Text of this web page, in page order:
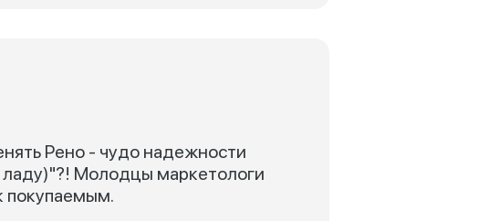
Рено - чудо надежности
ладу)"?! Молодцы маркетологи
покупаемым.